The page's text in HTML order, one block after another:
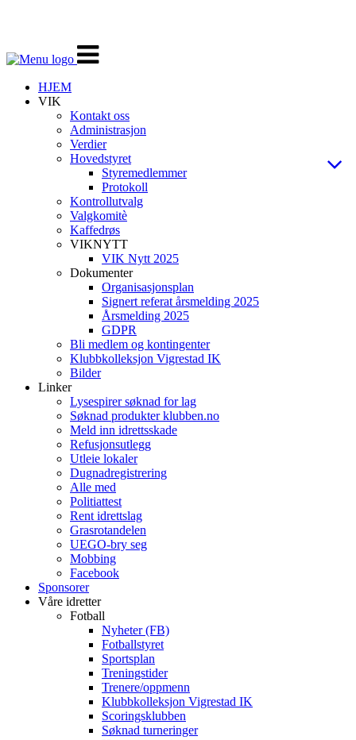
Veksle
navigasjon
HJEM
VIK
Kontakt oss
Administrasjon
Verdier
Hovedstyret
Styremedlemmer
Protokoll
Kontrollutvalg
Valgkomitè
Kaffedrøs
VIKNYTT
VIK Nytt 2025
Dokumenter
Organisasjonsplan
Signert referat årsmelding 2025
Årsmelding 2025
GDPR
Bli medlem og kontingenter
Klubbkolleksjon Vigrestad IK
Bilder
Linker
Lysespirer søknad for lag
Søknad produkter klubben.no
Meld inn idrettsskade
Refusjonsutlegg
Utleie lokaler
Dugnadregistrering
Alle med
Politiattest
Rent idrettslag
Grasrotandelen
UEGO-bry seg
Mobbing
Facebook
Sponsorer
Våre idretter
Fotball
Nyheter (FB)
Fotballstyret
Sportsplan
Treningstider
Trenere/oppmenn
Klubbkolleksjon Vigrestad IK
Scoringsklubben
Søknad turneringer